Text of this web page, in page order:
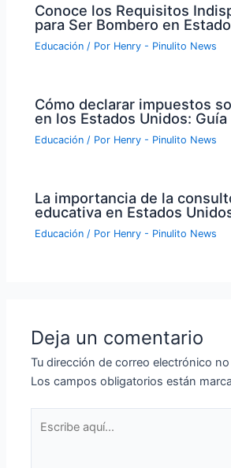
Conoce los Requisitos
para Ser Bombero en
Educación / Por Henry - Pinulito News
Cómo declarar impuestos
en los Estados Unidos: Guía
Educación / Por Henry - Pinulito News
La importancia de la
educativa en Estados
Educación / Por Henry - Pinulito News
Deja un comentario
Tu dirección de correo electrónico
Los campos obligatorios están